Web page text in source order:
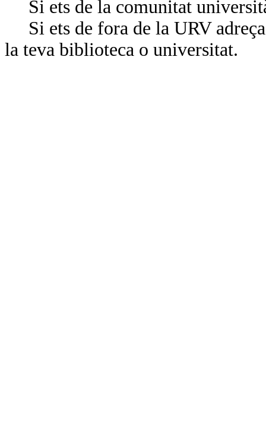
Si ets de la comunitat
Si ets de fora de la URV
la teva biblioteca o universitat.